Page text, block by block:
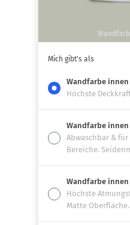
Mich gibt's als
Wandfarbe
Höchste
Wandfarbe
Abwaschbar &
Bereiche.
Wandfarbe
Höchste
Matte Oberfläche.